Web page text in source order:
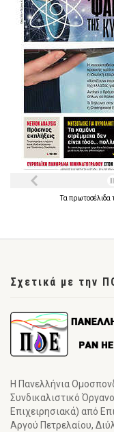
Τα πρωτοσέλιδα
Σχετικά με την
Η Πανελλήνια
Συνδικαλιστικό
Επιχειρησιακά) από
Αργού Πετρελαίου,